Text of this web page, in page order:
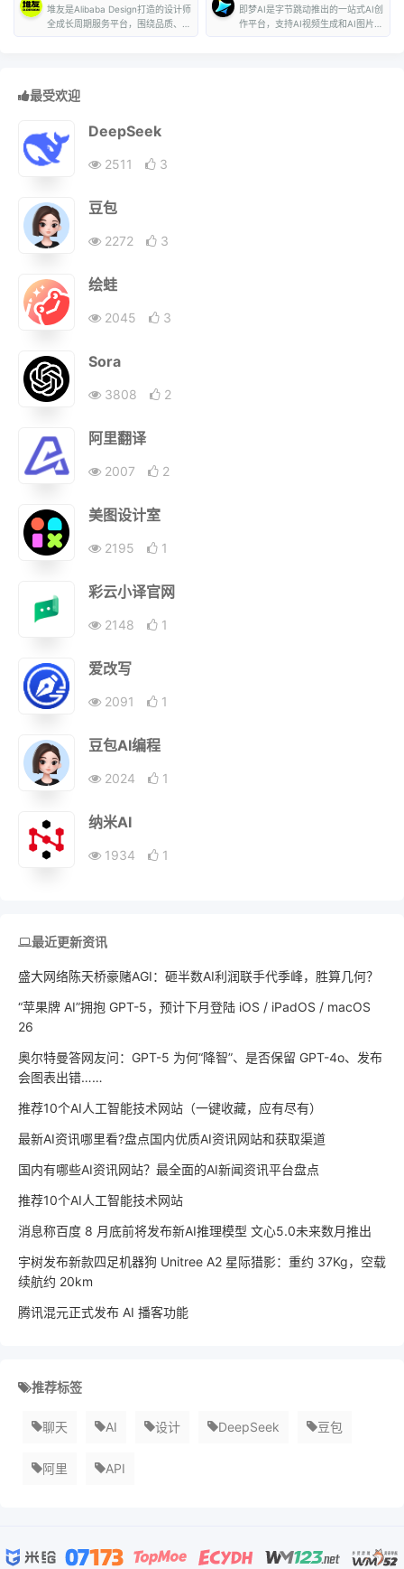
堆友是Alibaba Design打造的设计师
全成长周期服务平台，围绕品质、效
即梦AI是字节跳动推出的一站式AI创
作平台，支持AI视频生成和AI图片生
最受欢迎
DeepSeek
2511 3
豆包
2272 3
绘蛙
2045 3
Sora
3808 2
阿里翻译
2007 2
美图设计室
2195 1
彩云小译官网
2148 1
爱改写
2091 1
豆包AI编程
2024 1
纳米AI
1934 1
最近更新资讯
盛大网络陈天桥豪赌AGI：砸半数AI利润联手代季峰，胜算几何？
“苹果牌 AI”拥抱 GPT-5，预计下月登陆 iOS / iPadOS / macOS
26
奥尔特曼答网友问：GPT-5 为何“降智”、是否保留 GPT-4o、发布
会图表出错……
推荐10个AI人工智能技术网站（一键收藏，应有尽有）
最新AI资讯哪里看?盘点国内优质AI资讯网站和获取渠道
国内有哪些AI资讯网站？最全面的AI新闻资讯平台盘点
推荐10个AI人工智能技术网站
消息称百度 8 月底前将发布新AI推理模型 文心5.0未来数月推出
宇树发布新款四足机器狗 Unitree A2 星际猎影：重约 37Kg，空载
续航约 20km
腾讯混元正式发布 AI 播客功能
推荐标签
聊天 AI 设计 DeepSeek 豆包
阿里 API